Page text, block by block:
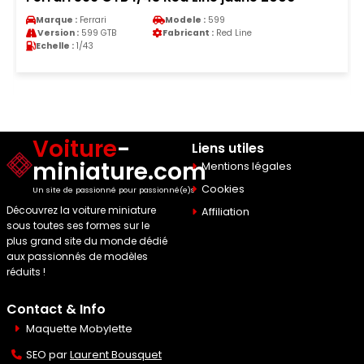
Marque : Ferrari Modele : 599
Version : 599 GTB Fabricant : Red Line
Echelle : 1/43
Voiture-
miniature.com
Un site de passionné pour passionné(e)s
Découvrez la voiture miniature
sous toutes ses formes sur le
plus grand site du monde dédié
aux passionnés de modèles
réduits !
Liens utiles
Mentions légales
Cookies
Affiliation
Contact & Info
Maquette Mobylette
SEO parLaurent Bousquet